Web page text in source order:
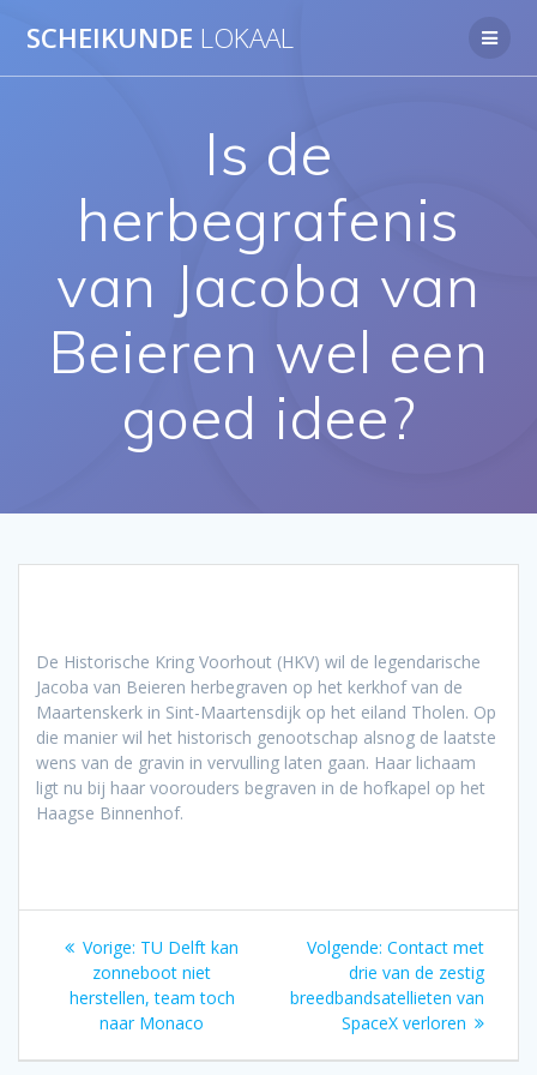
naar
SCHEIKUNDE LOKAAL
Is de
herbegrafenis
van Jacoba van
Beieren wel een
goed idee?
De Historische Kring Voorhout (HKV) wil de legendarische
Jacoba van Beieren herbegraven op het kerkhof van de
Maartenskerk in Sint-Maartensdijk op het eiland Tholen. Op
die manier wil het historisch genootschap alsnog de laatste
wens van de gravin in vervulling laten gaan. Haar lichaam
ligt nu bij haar voorouders begraven in de hofkapel op het
Haagse Binnenhof.
Bericht
navigatie
Vorige: Vorig
bericht:
TU Delft kan
zonneboot niet
herstellen, team toch
naar Monaco
Volgende: Volgend
bericht:
Contact met
drie van de zestig
breedbandsatellieten van
SpaceX verloren